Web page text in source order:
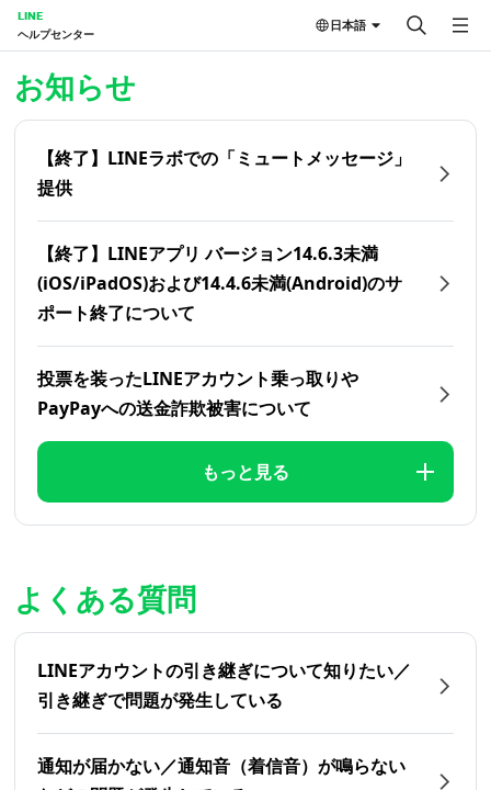
LINE
ヘルプセンター
日本語
お知らせ
【終了】LINEラボでの「ミュートメッセージ」
提供
【終了】LINEアプリ バージョン14.6.3未満
(iOS/iPadOS)および14.4.6未満(Android)のサ
ポート終了について
投票を装ったLINEアカウント乗っ取りや
PayPayへの送金詐欺被害について
もっと見る
よくある質問
LINEアカウントの引き継ぎについて知りたい／
引き継ぎで問題が発生している
通知が届かない／通知音（着信音）が鳴らない